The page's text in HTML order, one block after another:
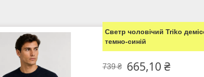
Светр чоловічий Triko
темно-синій
739 ₴ 665,10 ₴